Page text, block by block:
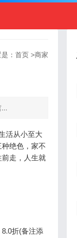
： 首页 >商家
活从小至大
绝色，家不
走，人生就
折(备注添